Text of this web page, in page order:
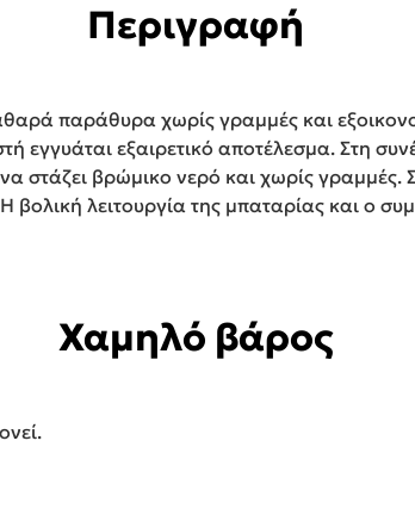
Περιγραφή
παράθυρα χωρίς γραμμές και
εξαιρετικό αποτέλεσμα. Στη
στάζει βρώμικο νερό και χωρίς γραμμές.
βολική λειτουργία της μπαταρίας και ο
Χαμηλό βάρος